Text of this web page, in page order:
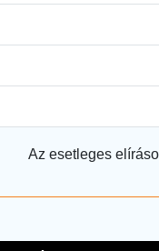
Az esetleges